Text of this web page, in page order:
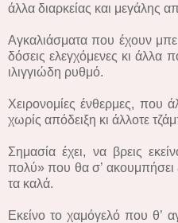
άλλα διαρκείας και μεγάλης
Αγκαλιάσματα που έχουν
δόσεις ελεγχόμενες κι άλλα
ιλιγγιώδη ρυθμό.
Χειρονομίες ένθερμες, που
χωρίς απόδειξη κι άλλοτε
Σημασία έχει, να βρεις
πολύ» που θα σ’ ακουμπήσει
τα καλά.
Εκείνο το χαμόγελό που θ’